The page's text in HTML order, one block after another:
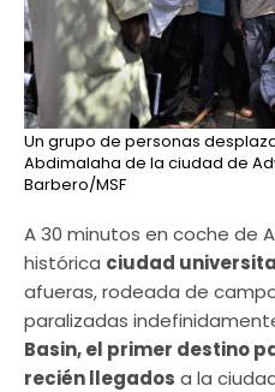
Un grupo de personas
Abdimalaha de la ciudad de
Barbero/MSF
A 30 minutos en coche de
histórica ciudad
afueras, rodeada de
paralizadas
Basin, el primer destino
recién llegados a la